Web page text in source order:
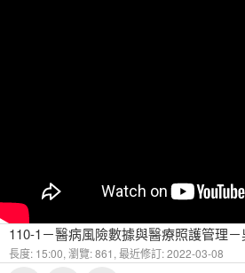
長度: 15:00, 瀏覽: 861, 最近修訂: 2022-03-08